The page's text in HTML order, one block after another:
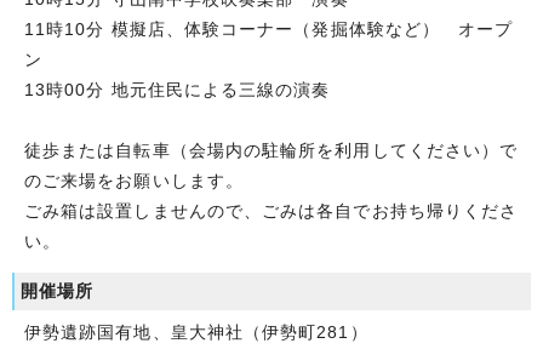
11時10分 模擬店、体験コーナー（発掘体験など） オープ
ン
13時00分 地元住民による三線の演奏
徒歩または自転車（会場内の駐輪所を利用してください）で
のご来場をお願いします。
ごみ箱は設置しませんので、ごみは各自でお持ち帰りくださ
い。
開催場所
伊勢遺跡国有地、皇大神社（伊勢町281）